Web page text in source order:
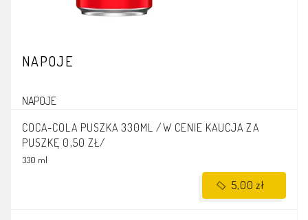
NAPOJE
NAPOJE
COCA-COLA PUSZKA 330ML /W CENIE KAUCJA ZA
PUSZKĘ 0,50 ZŁ/
330 ml